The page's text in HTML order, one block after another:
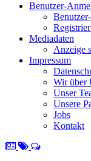
Benutzer-
Mediadaten
Anzeige
Impressum
Wir über
Unser
Unsere
Jobs
Kontakt